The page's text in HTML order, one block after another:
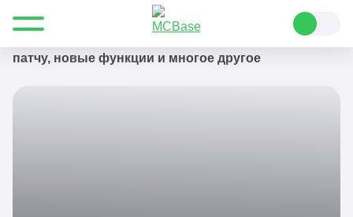
Все для Minecraft
Новости
Minecraft Bedrock beta 1.19.70.26: примечания к
патчу, новые функции и многое другое